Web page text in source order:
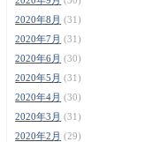
2020年8月 (31)
2020年7月 (31)
2020年6月 (30)
2020年5月 (31)
2020年4月 (30)
2020年3月 (31)
2020年2月 (29)